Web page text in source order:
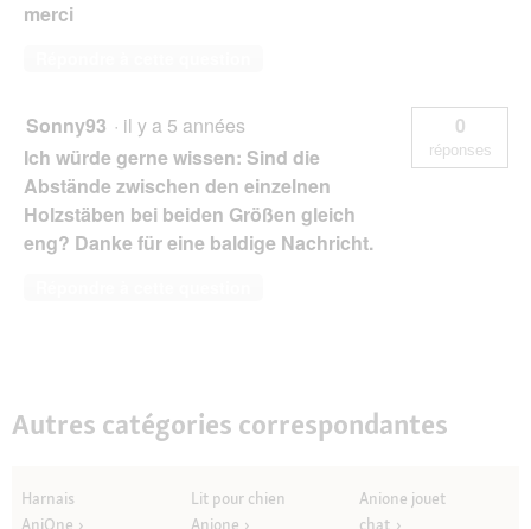
merci
Sonny93 · il y a 5 années
Ich würde gerne wissen: Sind die
Abstände zwischen den einzelnen
Holzstäben bei beiden Größen gleich
eng? Danke für eine baldige Nachricht.
0
réponses
Autres catégories correspondantes
Harnais
AniOne
Lit pour chien
Anione
Anione jouet
chat